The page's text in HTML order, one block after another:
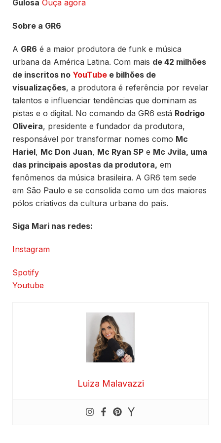
Gulosa Ouça agora
Sobre a GR6
A GR6 é a maior produtora de funk e música
urbana da América Latina. Com mais de 42 milhões
de inscritos no YouTube e bilhões de
visualizações, a produtora é referência por revelar
talentos e influenciar tendências que dominam as
pistas e o digital. No comando da GR6 está Rodrigo
Oliveira, presidente e fundador da produtora,
responsável por transformar nomes como Mc
Hariel, Mc Don Juan, Mc Ryan SP e Mc Jvila, uma
das principais apostas da produtora, em
fenômenos da música brasileira. A GR6 tem sede
em São Paulo e se consolida como um dos maiores
pólos criativos da cultura urbana do país.
Siga Mari nas redes:
Instagram
Spotify
Youtube
Luiza Malavazzi